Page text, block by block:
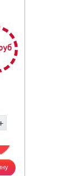
ДОБАВИТЬ В ИЗБРАННОЕ